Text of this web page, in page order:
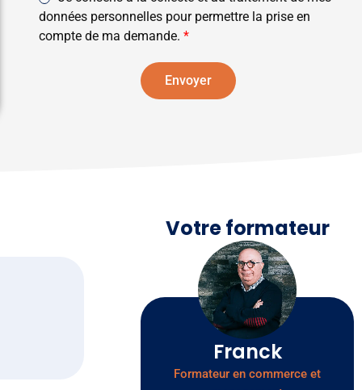
p
o
s
e
*
c
o
données personnelles pour permettre la prise en
compte de ma demande. *
Envoyer
Votre formateur
Franck
Formateur en commerce et